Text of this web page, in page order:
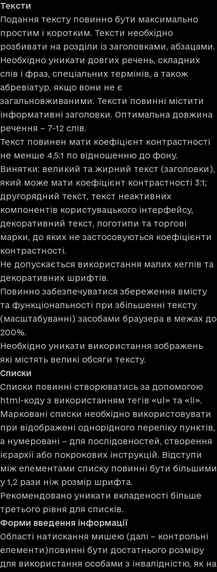
Тексти
Подання тексту повинно бути максимально
простим і коротким. Тексти необхідно
розбивати на розділи із заголовками, абзацами.
Необхідно уникати довгих речень, складних
слів і фраз, спеціальних термінів, а також
абревіатур, якщо вони не є
загальновживаними. Тексти повинні містити
інформативні заголовки. Оптимальна довжина
речення – 7-12 слів.
Текст повинен мати коефіцієнт контрастності
не менше 4,5:1 по відношенню до фону.
Винятки: великий та жирний текст (заголовки),
який може мати коефіцієнт контрастності 3:1;
другорядний текст, текст неактивних
компонентів користувацького інтерфейсу,
декоративний текст, логотипи та торгові
марки, до яких не застосовуються коефіцієнти
контрастності.
Не допускається використання малих кеглів та
декоративних шрифтів.
Повинно забезпечуватися збереження вмісту
та функціональності при збільшенні тексту
(масштабуванні) засобами браузера в межах до
200%.
Необхідно уникати використання зображень
які містять великі обсяги тексту.
Списки
Списки повинні створюватись за допомогою
html-коду з використанням тегів «ul» та «li».
Марковані списки необхідно використовувати
при відображені однорідного переліку пунктів,
а нумеровані – для послідовностей, створення
ієрархії або покрокових інструкцій. Відступи
між елементами списку повинні бути більшими
у 1,2 рази ніж розмір шрифта.
Рекомендовано уникати вкладеності більше
третього рівня для списків.
Форми введення інформації
Області натискання мишею (далі – контрольні
елементи)повинні бути достатнього розміру
для використання особами з інвалідністю, як на